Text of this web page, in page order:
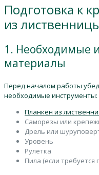
Подготовка к
из
1. Необходимые
материалы
Перед началом работы
необходимые инструменты:
Планкен из
Саморезы или
Дрель или
Уровень
Рулетка
Пила (если требуется